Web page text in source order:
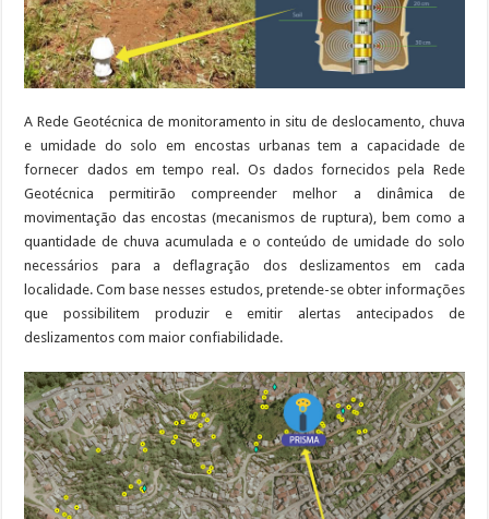
A Rede Geotécnica de monitoramento in situ de deslocamento, chuva
e umidade do solo em encostas urbanas tem a capacidade de
fornecer dados em tempo real. Os dados fornecidos pela Rede
Geotécnica permitirão compreender melhor a dinâmica de
movimentação das encostas (mecanismos de ruptura), bem como a
quantidade de chuva acumulada e o conteúdo de umidade do solo
necessários para a deflagração dos deslizamentos em cada
localidade. Com base nesses estudos, pretende-se obter informações
que possibilitem produzir e emitir alertas antecipados de
deslizamentos com maior confiabilidade.